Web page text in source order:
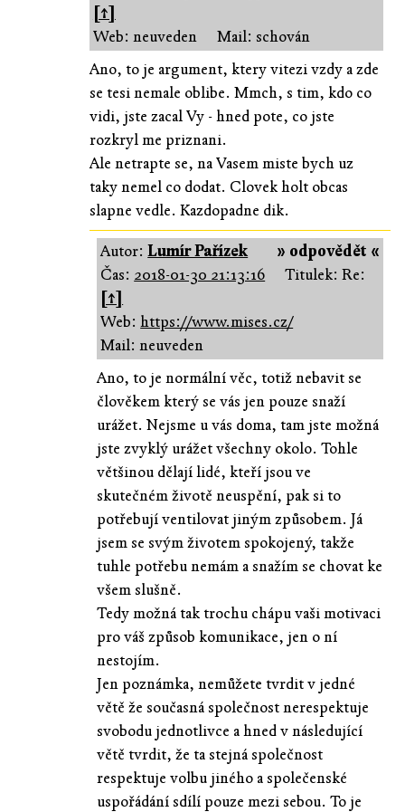
[↑]
Web: neuveden
Mail: schován
Ano, to je argument, ktery vitezi vzdy a zde
se tesi nemale oblibe. Mmch, s tim, kdo co
vidi, jste zacal Vy - hned pote, co jste
rozkryl me priznani.
Ale netrapte se, na Vasem miste bych uz
taky nemel co dodat. Clovek holt obcas
slapne vedle. Kazdopadne dik.
» odpovědět «
Autor:Lumír Pařízek
Čas: 2018-01-30 21:13:16
Titulek: Re:
[↑]
Web:https://www.mises.cz/
Mail: neuveden
Ano, to je normální věc, totiž nebavit se
člověkem který se vás jen pouze snaží
urážet. Nejsme u vás doma, tam jste možná
jste zvyklý urážet všechny okolo. Tohle
většinou dělají lidé, kteří jsou ve
skutečném životě neuspění, pak si to
potřebují ventilovat jiným způsobem. Já
jsem se svým životem spokojený, takže
tuhle potřebu nemám a snažím se chovat ke
všem slušně.
Tedy možná tak trochu chápu vaši motivaci
pro váš způsob komunikace, jen o ní
nestojím.
Jen poznámka, nemůžete tvrdit v jedné
větě že současná společnost nerespektuje
svobodu jednotlivce a hned v následující
větě tvrdit, že ta stejná společnost
respektuje volbu jiného a společenské
uspořádání sdílí pouze mezi sebou. To je